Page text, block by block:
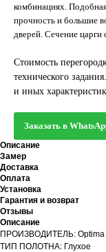
комбинациях.
прочность и большие
дверей. Сечение царги
Стоимость
технического
и иных
Заказать в
Описание
Замер
Доставка
Оплата
Установка
Гарантия и возврат
Отзывы
Описание
ПРОИЗВОДИТЕЛЬ: Optima
ТИП ПОЛОТНА: Глухое